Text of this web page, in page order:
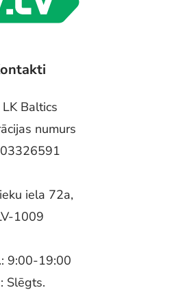
Baltics
numurs
iela 72a,
1009
9:00-19:00
Slēgts.